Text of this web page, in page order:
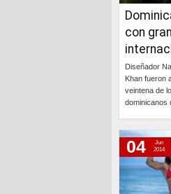
con
Diseñador
Khan fueron
veintena de
dominicanos
04
Jun
2014